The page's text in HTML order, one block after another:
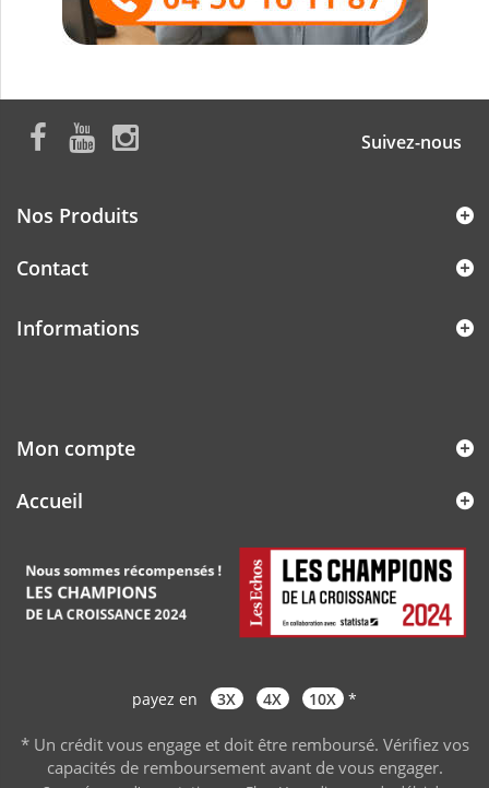
Suivez-nous
Nos Produits
Contact
Informations
Mon compte
Accueil
payez en 3X 4X 10X *
* Un crédit vous engage et doit être remboursé. Vérifiez vos
capacités de remboursement avant de vous engager.